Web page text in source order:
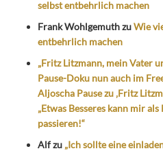
selbst entbehrlich machen
Frank WohlgemuthzuWie
entbehrlich machen
„Fritz Litzmann, mein Vater
Pause-Doku nun auch im
Aljoscha Pause zu ‚Fritz
„Etwas Besseres kann mir
passieren!“
Alfzu „Ich sollte eine